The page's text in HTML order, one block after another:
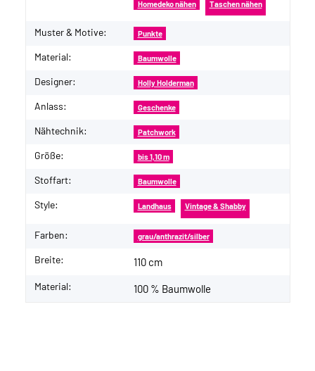
Homedeko nähen Taschen nähen
Muster & Motive: Punkte
Material: Baumwolle
Designer: Holly Holderman
Anlass: Geschenke
Nähtechnik: Patchwork
Größe: bis 1,10 m
Stoffart: Baumwolle
Style: Landhaus Vintage & Shabby
Farben: grau/anthrazit/silber
Breite: 110 cm
Material: 100 % Baumwolle